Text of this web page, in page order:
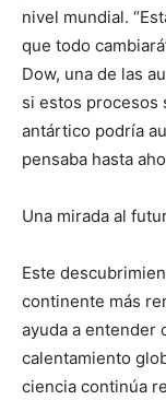
nivel mundial.
que todo
Dow, una de las
si estos procesos
antártico podría
pensaba hasta
Una mirada al
Este
continente más
ayuda a entender
calentamiento
ciencia continúa